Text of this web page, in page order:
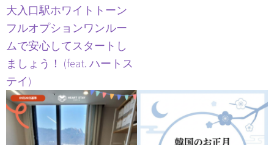
大入口駅ホワイトトーン
フルオプションワンルー
ムで安心してスタートし
ましょう！ (feat. ハートス
テイ)